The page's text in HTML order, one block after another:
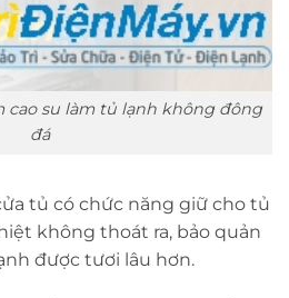
cao su làm tủ lạnh không đông
đá
tủ có chức năng giữ cho tủ
không thoát ra, bảo quản
được tươi lâu hơn.